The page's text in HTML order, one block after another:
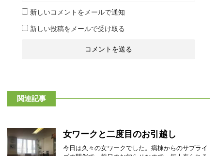
新しいコメントをメールで通知
新しい投稿をメールで受け取る
関連記事
女ワークと二度目のお引越し
今日は久々の女ワークでした。病棟からのサプライ